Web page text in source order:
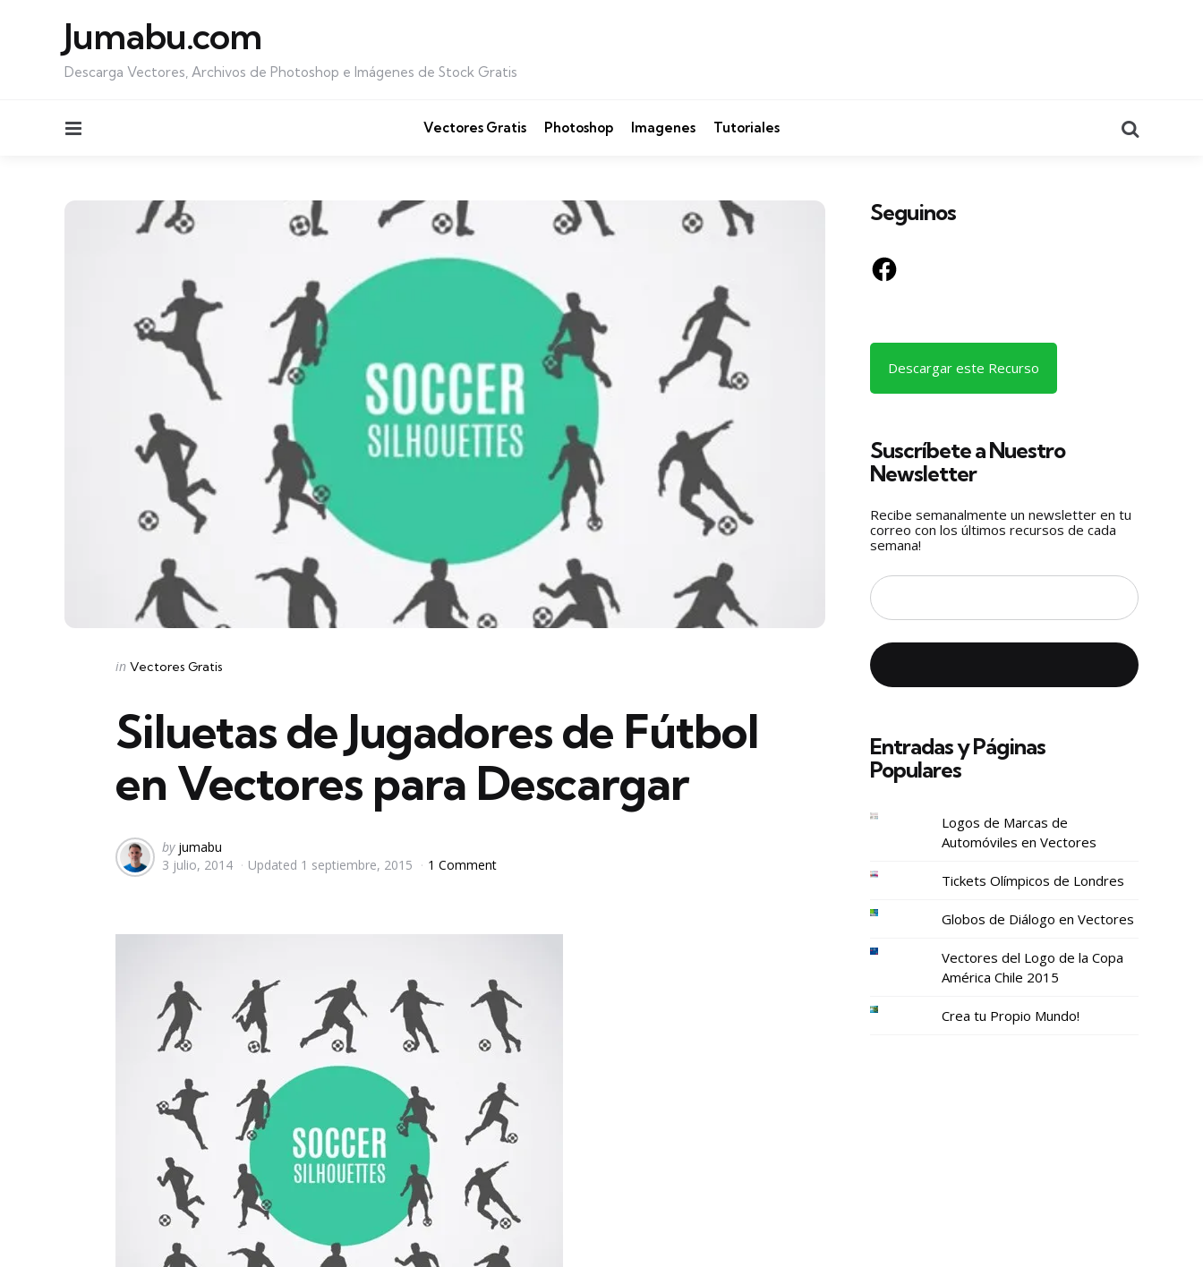
Jumabu.com
Descarga Vectores, Archivos de Photoshop e Imágenes de Stock Gratis
Vectores Gratis Photoshop Imagenes Tutoriales
Categories
Posted
in Vectores Gratis
Siluetas de Jugadores de Fútbol
en Vectores para Descargar
Posted
by
by jumabu
3 julio, 2014
Updated 1 septiembre, 2015 1 Comment
Seguinos
Facebook
Descargar este Recurso
Suscríbete a Nuestro
Newsletter
Recibe semanalmente un newsletter en tu
correo con los últimos recursos de cada
semana!
Entradas y Páginas
Populares
Logos de Marcas de
Automóviles en Vectores
Tickets Olímpicos de Londres
Globos de Diálogo en Vectores
Vectores del Logo de la Copa
América Chile 2015
Crea tu Propio Mundo!